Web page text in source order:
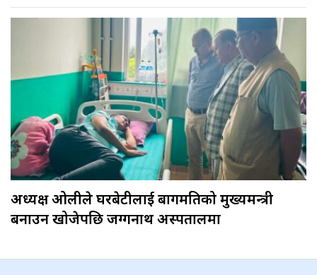
अध्यक्ष ओलीले घरबेटीलाई बागमतिको मुख्यमन्त्री
बनाउन खोजेपछि जग्गनाथ अस्पतालमा